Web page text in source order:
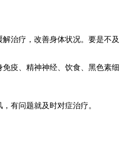
治疗，改善身体状况。要是不
疫、精神神经、饮食、黑色
有问题就及时对症治疗。